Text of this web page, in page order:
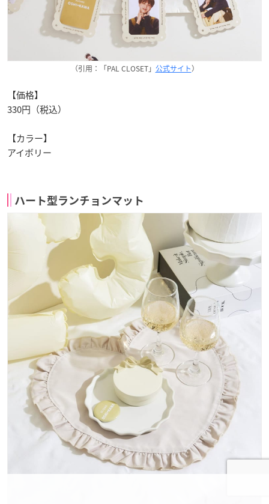
（引用：「PAL CLOSET」 公式サイト）
【価格】
330円（税込）
【カラー】
アイボリー
ハート型ランチョンマット